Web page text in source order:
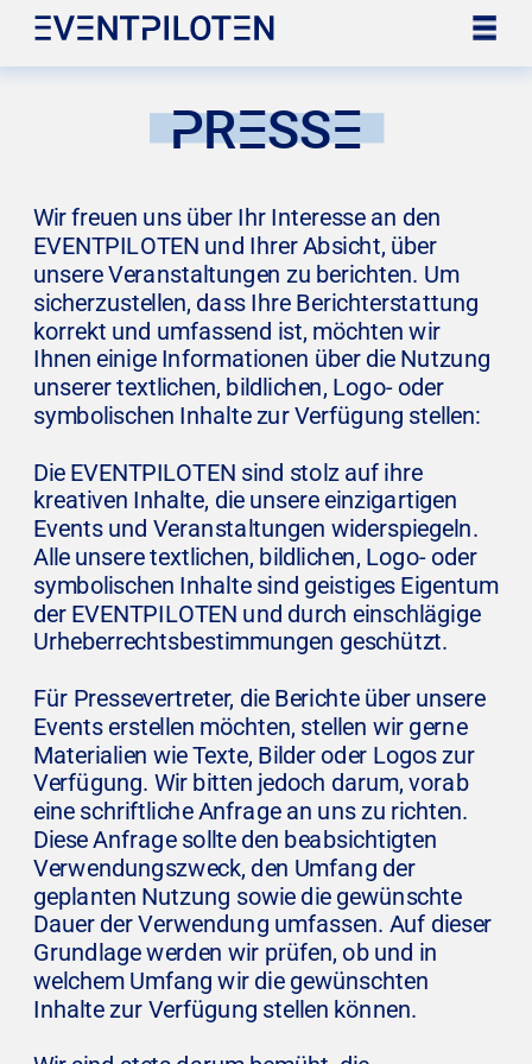
PRESSE
Wir freuen uns über Ihr Interesse an den
EVENTPILOTEN und Ihrer Absicht, über
unsere Veranstaltungen zu berichten. Um
sicherzustellen, dass Ihre Berichterstattung
korrekt und umfassend ist, möchten wir
Ihnen einige Informationen über die Nutzung
unserer textlichen, bildlichen, Logo- oder
symbolischen Inhalte zur Verfügung stellen:
Die EVENTPILOTEN sind stolz auf ihre
kreativen Inhalte, die unsere einzigartigen
Events und Veranstaltungen widerspiegeln.
Alle unsere textlichen, bildlichen, Logo- oder
symbolischen Inhalte sind geistiges Eigentum
der EVENTPILOTEN und durch einschlägige
Urheberrechtsbestimmungen geschützt.
Für Pressevertreter, die Berichte über unsere
Events erstellen möchten, stellen wir gerne
Materialien wie Texte, Bilder oder Logos zur
Verfügung. Wir bitten jedoch darum, vorab
eine schriftliche Anfrage an uns zu richten.
Diese Anfrage sollte den beabsichtigten
Verwendungszweck, den Umfang der
geplanten Nutzung sowie die gewünschte
Dauer der Verwendung umfassen. Auf dieser
Grundlage werden wir prüfen, ob und in
welchem Umfang wir die gewünschten
Inhalte zur Verfügung stellen können.